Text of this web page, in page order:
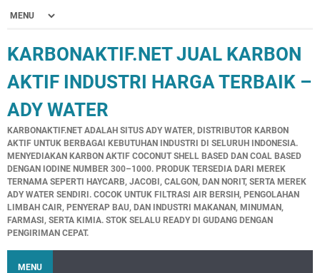
KARBONAKTIF.NET JUAL KARBON
AKTIF INDUSTRI HARGA TERBAIK –
ADY WATER
KARBONAKTIF.NET ADALAH SITUS ADY WATER, DISTRIBUTOR KARBON
AKTIF UNTUK BERBAGAI KEBUTUHAN INDUSTRI DI SELURUH INDONESIA.
MENYEDIAKAN KARBON AKTIF COCONUT SHELL BASED DAN COAL BASED
DENGAN IODINE NUMBER 300–1000. PRODUK TERSEDIA DARI MEREK
TERNAMA SEPERTI HAYCARB, JACOBI, CALGON, DAN NORIT, SERTA MEREK
ADY WATER SENDIRI. COCOK UNTUK FILTRASI AIR BERSIH, PENGOLAHAN
LIMBAH CAIR, PENYERAP BAU, DAN INDUSTRI MAKANAN, MINUMAN,
FARMASI, SERTA KIMIA. STOK SELALU READY DI GUDANG DENGAN
PENGIRIMAN CEPAT.
MENU